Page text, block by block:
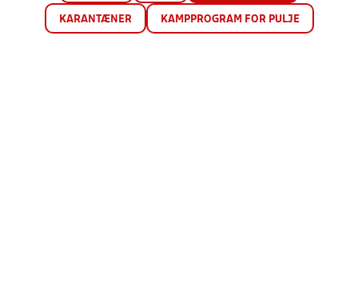
KARANTÆNER KAMPPROGRAM FOR PULJE